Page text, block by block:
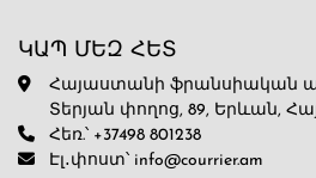
ԿԱՊ ՄԵԶ ՀԵՏ
Հայաստանի ֆրանսիական
Տերյան փողոց, 89, Երևան,
Հեռ.՝ +37498 801238
Էլ․փոստ՝ info@courrier.am